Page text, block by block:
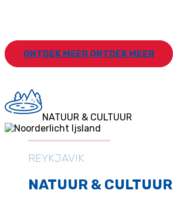
ONTDEK MEER ONTDEK MEER
NATUUR & CULTUUR
REYKJAVIK
NATUUR & CULTUUR